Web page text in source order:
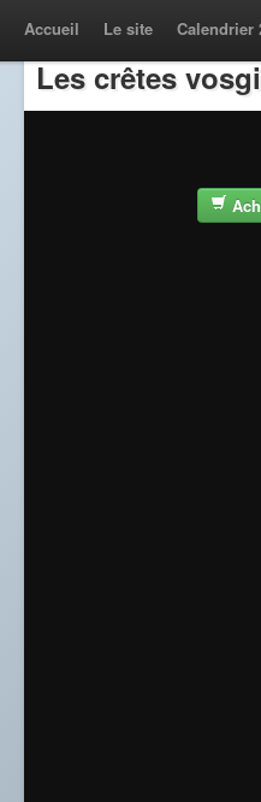
Accueil Le site Calendrier
Les crêtes